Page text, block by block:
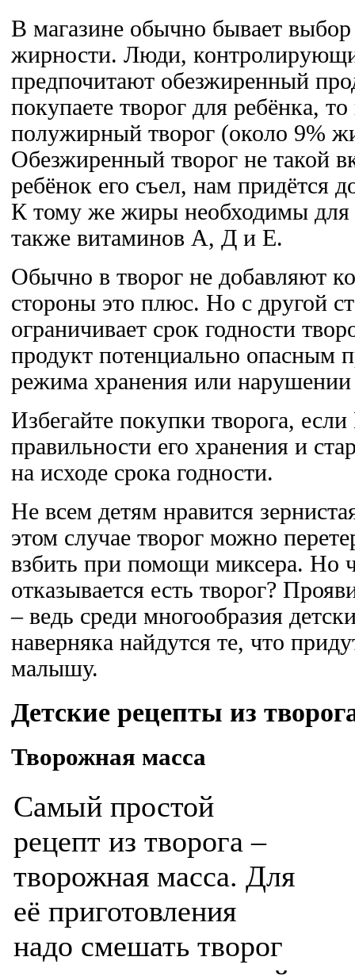
В магазине обычно бывает
жирности. Люди,
предпочитают обезжиренный
покупаете творог для ребёнка,
полужирный творог (около 9%
Обезжиренный творог не такой
ребёнок его съел, нам придётся
К тому же жиры необходимы для
также витаминов А, Д и Е.
Обычно в творог не добавляют
стороны это плюс. Но с другой
ограничивает срок годности
продукт потенциально опасным
режима хранения или нарушении
Избегайте покупки творога,
правильности его хранения и
на исходе срока годности.
Не всем детям нравится
этом случае творог можно
взбить при помощи миксера. Но
отказывается есть творог?
– ведь среди многообразия
наверняка найдутся те, что
малышу.
Детские рецепты из
Творожная масса
Самый простой
рецепт из творога –
творожная масса. Для
её приготовления
надо смешать творог